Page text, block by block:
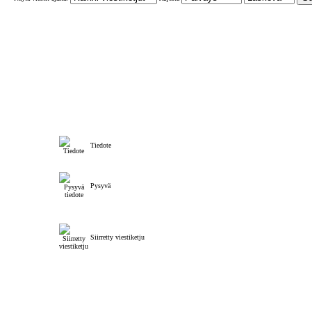
Tiedote
Pysyvä
Siirretty viestiketju